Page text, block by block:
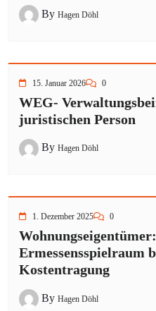
By Hagen Döhl
15. Januar 2026 0
WEG-
juristischen Person
By Hagen Döhl
1. Dezember 2025 0
Ermessensspielraum
Kostentragung
By Hagen Döhl